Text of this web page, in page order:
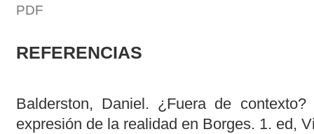
PDF
REFERENCIAS
Balderston, Daniel. ¿Fuera de
expresión de la realidad en Borges. 1. ed,